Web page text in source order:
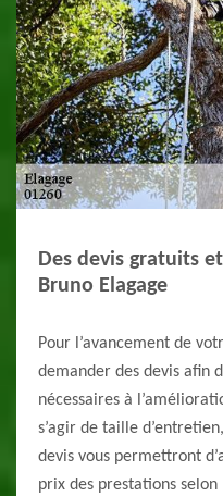
Des devis gratuits
Bruno Elagage
Pour l’avancement de
demander des devis afin
nécessaires à
s’agir de taille
devis vous permettront
prix des prestations selon